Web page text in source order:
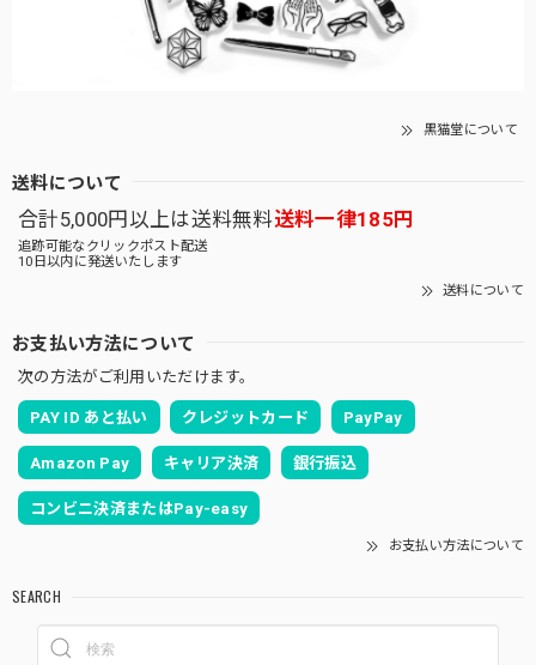
黒猫堂について
送料について
合計5,000円以上は送料無料送料一律185円
追跡可能なクリックポスト配送
10日以内に発送いたします
送料について
お支払い方法について
次の方法がご利用いただけます。
PAY ID あと払い クレジットカード PayPay
Amazon Pay キャリア決済 銀行振込
コンビニ決済またはPay-easy
お支払い方法について
SEARCH